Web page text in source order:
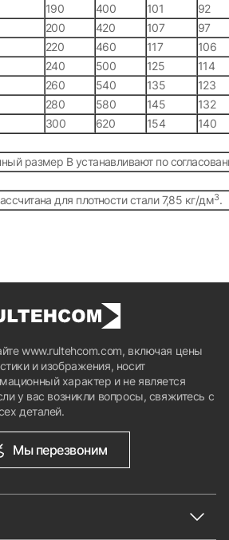
190 400 101
92
200 420 107
97
220 460 117
106
240 500 125
114
260 540 135
123
280 580 145
132
300 620 154 140
размер B устанавливают по
для плотности стали 7,85 кг/дм3.
www.rultehcom.com, включая цены
и изображения, носит
характер и не является
у вас возникли вопросы, свяжитесь с
деталей.
Мы перезвоним